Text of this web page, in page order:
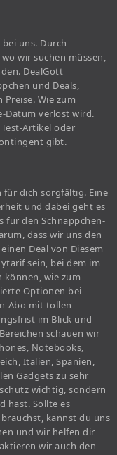
uns. Durch
wir suchen müssen,
DealGott
und Deals,
Wie zum
Datum verlost wird.
Artikel oder
gibt.
für dich sorgfältig. Eine
und dabei geht es
für den Schnäppchen-
dass wir uns den
Deal von Diesem
sein, bei dem im
können, wie zum
Optionen bei
Abo mit tollen
im Blick und
schauen wir
Notebooks,
Italien, Spanien,
Gadgets zu sehr
wichtig, sondern
hast. Sollte es
kannst du uns
und wir helfen dir
wir auch den